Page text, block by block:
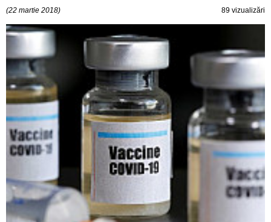
(22 martie 2018) 89 vizualizări